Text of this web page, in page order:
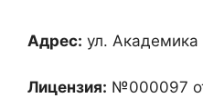
Адрес: ул.
Лицензия: №000097